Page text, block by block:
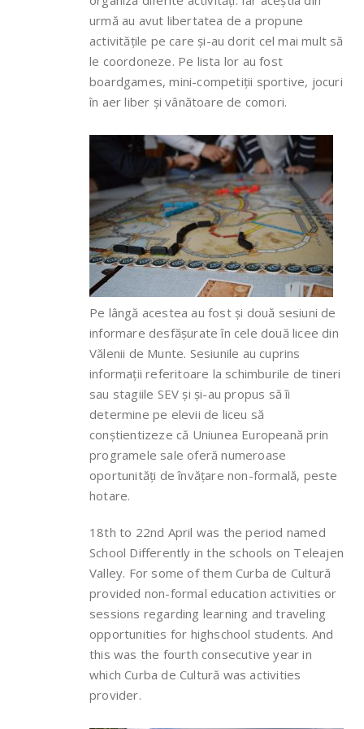
urmă au avut libertatea de a propune
activitățile pe care și-au dorit cel mai mult să
le coordoneze. Pe lista lor au fost
boardgames, mini-competiții sportive, jocuri
în aer liber și vânătoare de comori.
Pe lângă acestea au fost și două sesiuni de
informare desfășurate în cele două licee din
Vălenii de Munte. Sesiunile au cuprins
informații referitoare la schimburile de tineri
sau stagiile SEV și și-au propus să îi
determine pe elevii de liceu să
conștientizeze că Uniunea Europeană prin
programele sale oferă numeroase
oportunități de învățare non-formală, peste
hotare.
18th to 22nd April was the period named
School Differently in the schools on Teleajen
Valley. For some of them Curba de Cultură
provided non-formal education activities or
sessions regarding learning and traveling
opportunities for highschool students. And
this was the fourth consecutive year in
which Curba de Cultură was activities
provider.